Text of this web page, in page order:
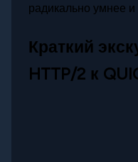
радикально умнее и
Краткий
HTTP/2 к